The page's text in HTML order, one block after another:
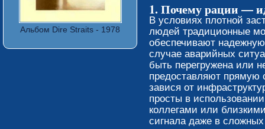
Альбом Dire Straits - 1978
1. Почему рации —
В условиях плотной
людей традиционные
обеспечивают
случае аварийных
быть перегружена или
предоставляют прямую
завися от
просты в
коллегами или
сигнала даже в